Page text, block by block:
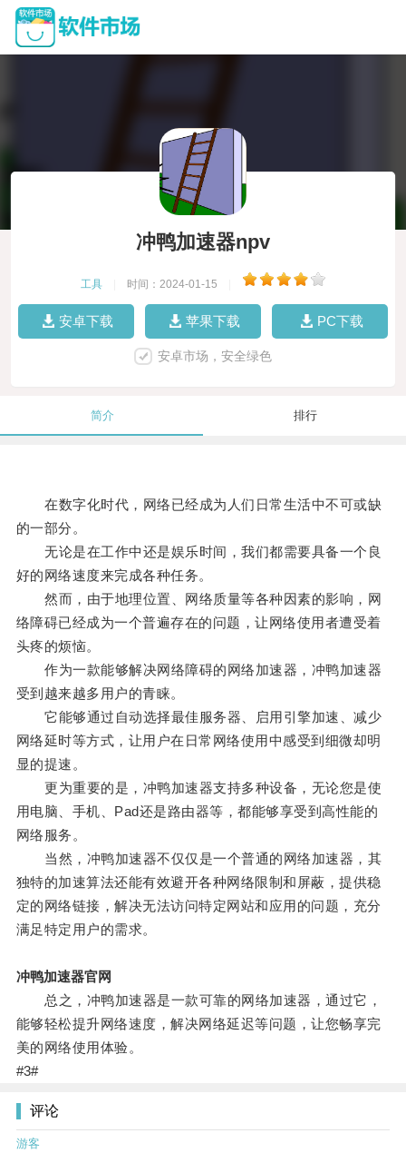
冲鸭加速器npv
工具 时间：2024-01-15
安卓下载 苹果下载 PC下载
安卓市场，安全绿色
简介 排行
在数字化时代，网络已经成为人们日常生活中不可或缺
的一部分。
无论是在工作中还是娱乐时间，我们都需要具备一个良
好的网络速度来完成各种任务。
然而，由于地理位置、网络质量等各种因素的影响，网
络障碍已经成为一个普遍存在的问题，让网络使用者遭受着
头疼的烦恼。
作为一款能够解决网络障碍的网络加速器，冲鸭加速器
受到越来越多用户的青睐。
它能够通过自动选择最佳服务器、启用引擎加速、减少
网络延时等方式，让用户在日常网络使用中感受到细微却明
显的提速。
更为重要的是，冲鸭加速器支持多种设备，无论您是使
用电脑、手机、Pad还是路由器等，都能够享受到高性能的
网络服务。
当然，冲鸭加速器不仅仅是一个普通的网络加速器，其
独特的加速算法还能有效避开各种网络限制和屏蔽，提供稳
定的网络链接，解决无法访问特定网站和应用的问题，充分
满足特定用户的需求。
冲鸭加速器官网
总之，冲鸭加速器是一款可靠的网络加速器，通过它，
能够轻松提升网络速度，解决网络延迟等问题，让您畅享完
美的网络使用体验。
#3#
评论
游客